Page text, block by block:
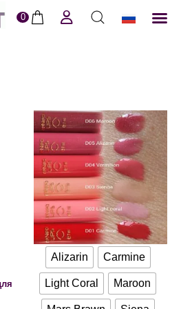
0
Alizarin Carmine
Light Coral Maroon